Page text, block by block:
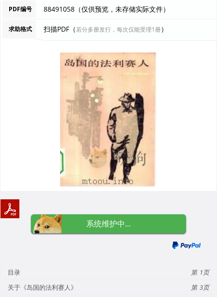
PDF编号 88491058（仅供预览，未存储实际文件）
求助格式 扫描PDF（若分多册发行，每次仅能受理1册）
系统维护中...
目录
1
关于《岛国的法利赛人》
3